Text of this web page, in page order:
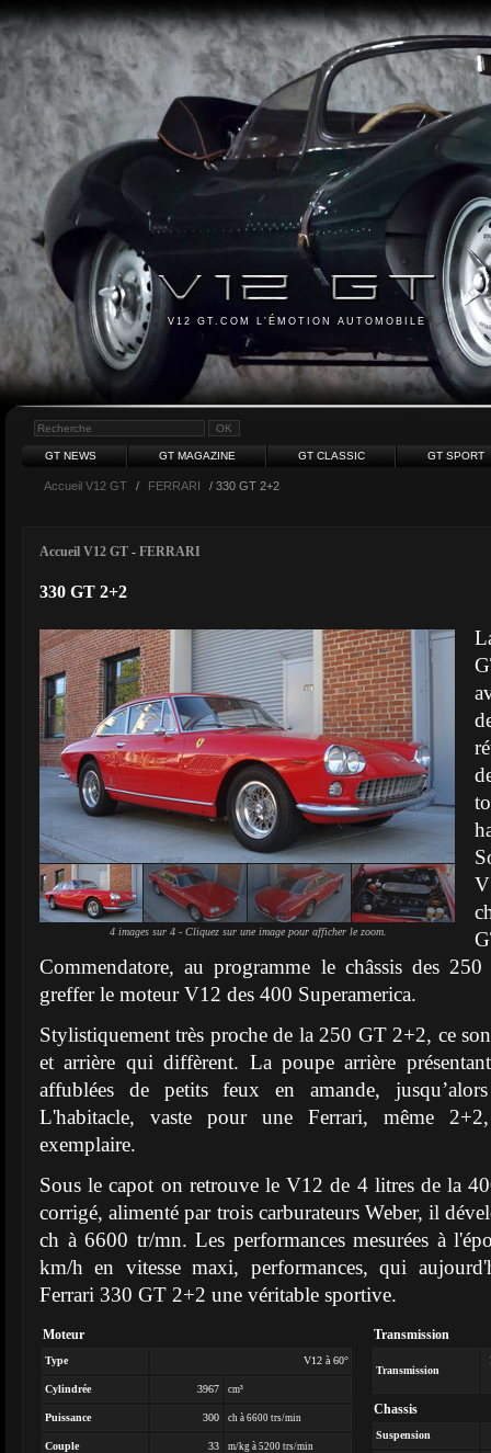
V12 GT.COM L'ÉMOTION AUTOMOBILE
GT NEWS GT MAGAZINE GT CLASSIC GT SPORT
Accueil V12 GT / FERRARI / 330 GT 2+2
Accueil V12 GT - FERRARI
330 GT 2+2
4 images sur 4 - Cliquez sur une image pour afficher le zoom.
Commendatore, au programme le châssis des
greffer le moteur V12 des 400 Superamerica.
Stylistiquement très proche de la 250 GT 2+2, ce
et arrière qui diffèrent. La poupe arrière
affublées de petits feux en amande,
L'habitacle, vaste pour une Ferrari, même
exemplaire.
Sous le capot on retrouve le V12 de 4 litres de la
corrigé, alimenté par trois carburateurs Weber, il
ch à 6600 tr/mn. Les performances mesurées à
km/h en vitesse maxi, performances, qui
Ferrari 330 GT 2+2 une véritable sportive.
Moteur
Type V12 à 60°
Cylindrée 3967 cm³
Puissance 300 ch à 6600 trs/min
Couple 33 m/kg à 5200 trs/min
Transmission
Transmission
Chassis
Suspension